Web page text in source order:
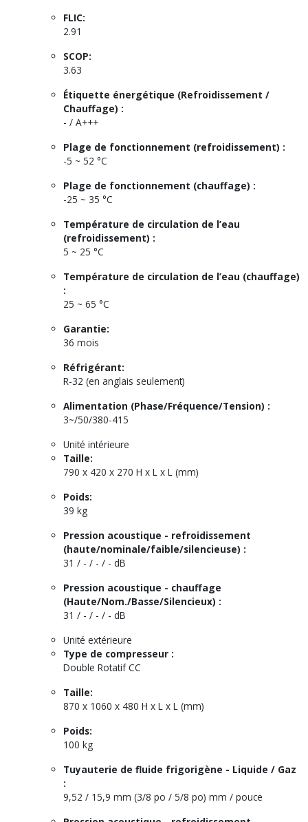
FLIC:
2.91
SCOP:
3.63
Étiquette énergétique (Refroidissement /
Chauffage) :
- / A+++
Plage de fonctionnement (refroidissement) :
-5 ~ 52 °C
Plage de fonctionnement (chauffage) :
-25 ~ 35 °C
Température de circulation de l’eau
(refroidissement) :
5 ~ 25 °C
Température de circulation de l’eau (chauffage)
:
25 ~ 65 °C
Garantie:
36 mois
Réfrigérant:
R-32 (en anglais seulement)
Alimentation (Phase/Fréquence/Tension) :
3~/50/380-415
Unité intérieure
Taille:
790 x 420 x 270 H x L x L (mm)
Poids:
39 kg
Pression acoustique - refroidissement
(haute/nominale/faible/silencieuse) :
31 / - / - / - dB
Pression acoustique - chauffage
(Haute/Nom./Basse/Silencieux) :
31 / - / - / - dB
Unité extérieure
Type de compresseur :
Double Rotatif CC
Taille:
870 x 1060 x 480 H x L x L (mm)
Poids:
100 kg
Tuyauterie de fluide frigorigène - Liquide / Gaz
:
9,52 / 15,9 mm (3/8 po / 5/8 po) mm / pouce